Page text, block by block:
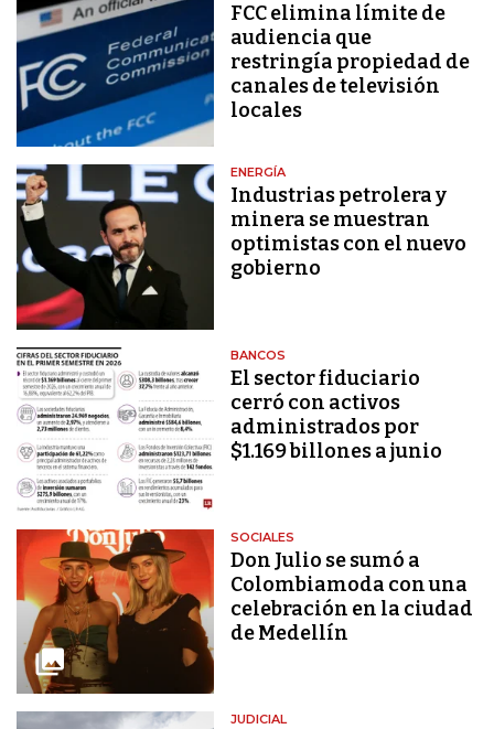
FCC elimina límite de
audiencia que
restringía propiedad de
canales de televisión
locales
ENERGÍA
Industrias petrolera y
minera se muestran
optimistas con el nuevo
gobierno
BANCOS
El sector fiduciario
cerró con activos
administrados por
$1.169 billones a junio
SOCIALES
Don Julio se sumó a
Colombiamoda con una
celebración en la ciudad
de Medellín
JUDICIAL